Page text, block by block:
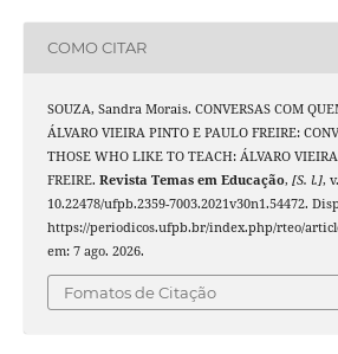
COMO CITAR
SOUZA, Sandra Morais. CONVERSAS COM
ÁLVARO VIEIRA PINTO E PAULO FREIRE:
THOSE WHO LIKE TO TEACH: ÁLVARO
FREIRE. Revista Temas em Educação, [S. l.],
10.22478/ufpb.2359-7003.2021v30n1.54472.
https://periodicos.ufpb.br/index.php/rteo/
em: 7 ago. 2026.
Fomatos de Citação